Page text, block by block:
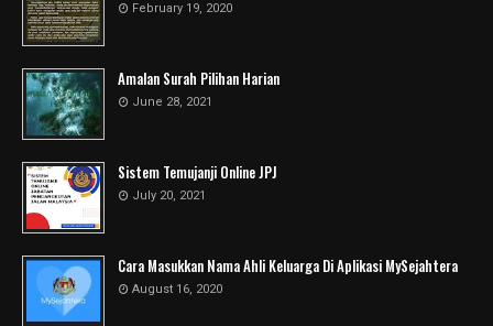
February 19, 2020
Amalan Surah Pilihan Harian
June 28, 2021
Sistem Temujanji Online JPJ
July 20, 2021
Cara Masukkan Nama Ahli Keluarga Di Aplikasi MySejahtera
August 16, 2020